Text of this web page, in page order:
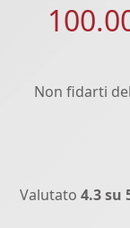
Non fidarti
Valutato 4.3 su